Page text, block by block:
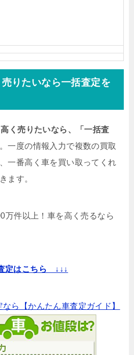
りたいなら一括査定を
く売りたいなら、「一括査
一度の情報入力で複数の買取
一番高く車を買い取ってくれ
ます。
万件以上！ 車を高く売るなら
定はこちら ↓↓↓